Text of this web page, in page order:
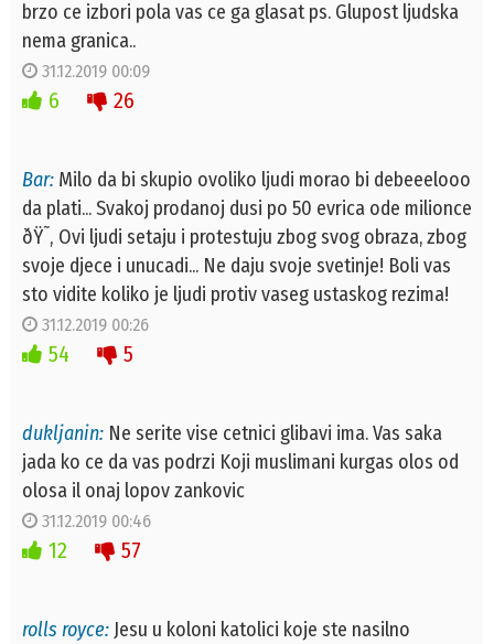
brzo ce izbori pola vas ce ga glasat ps. Glupost ljudska
nema granica..
31.12.2019 00:09
6 26
Bar: Milo da bi skupio ovoliko ljudi morao bi debeeelooo
da plati... Svakoj prodanoj dusi po 50 evrica ode milionce
ðŸ˜‚ Ovi ljudi setaju i protestuju zbog svog obraza, zbog
svoje djece i unucadi... Ne daju svoje svetinje! Boli vas
sto vidite koliko je ljudi protiv vaseg ustaskog rezima!
31.12.2019 00:26
54 5
dukljanin: Ne serite vise cetnici glibavi ima. Vas saka
jada ko ce da vas podrzi Koji muslimani kurgas olos od
olosa il onaj lopov zankovic
31.12.2019 00:46
12 57
rolls royce: Jesu u koloni katolici koje ste nasilno